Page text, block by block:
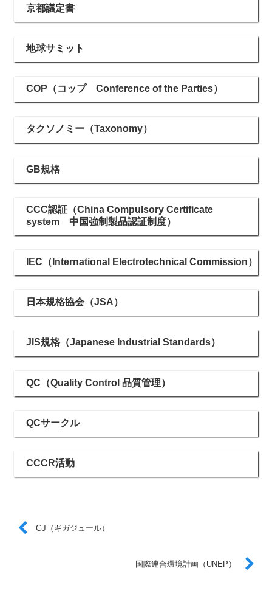
京都議定書
地球サミット
COP（コップ Conference of the Parties）
タクソノミー（Taxonomy）
GB規格
CCC認証（China Compulsory Certificate
system 中国強制製品認証制度）
IEC（International Electrotechnical Commission）
日本規格協会（JSA）
JIS規格（Japanese Industrial Standards）
QC（Quality Control 品質管理）
QCサークル
CCCR活動
GJ（ギガジュール）
国際連合環境計画（UNEP）